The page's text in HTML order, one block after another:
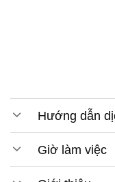
Hướng dẫn
Giờ làm việc